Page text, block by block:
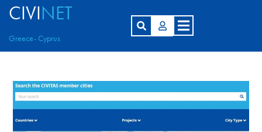
CIVINET
Greece- Cyprus